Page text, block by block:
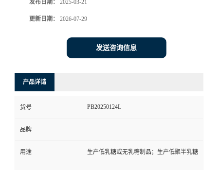
方
式
发布日期： 2025-03-21
更新日期： 2026-07-29
发送咨询信息
产品详请
货号 PB20250124L
品牌
用途 生产低乳糖或无乳糖制品；生产低聚半乳糖